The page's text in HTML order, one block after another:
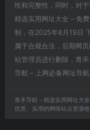
性和完整性，同时，对
精选实用网址大全 – 免
制，在2025年8月19日
属于合规合法，后期网
站管理员进行删除，青
导航 – 上网必备网址导航
青禾导航 – 精选实用网址大
优质、实用的网络站点资源收